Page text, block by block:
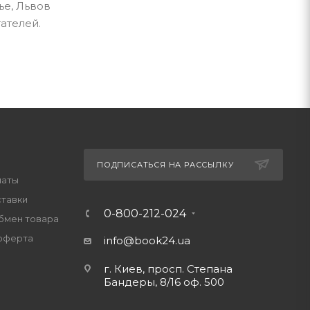
Львов
товара
ПОДПИСАТЬСЯ НА РАССЫЛКУ
0-800-212-024
info@book24.ua
г. Киев, просп. Степана
Бандеры, 8/16 оф. 500